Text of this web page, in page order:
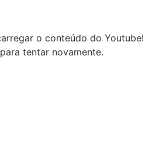
o conteúdo do Youtube!
tentar novamente.